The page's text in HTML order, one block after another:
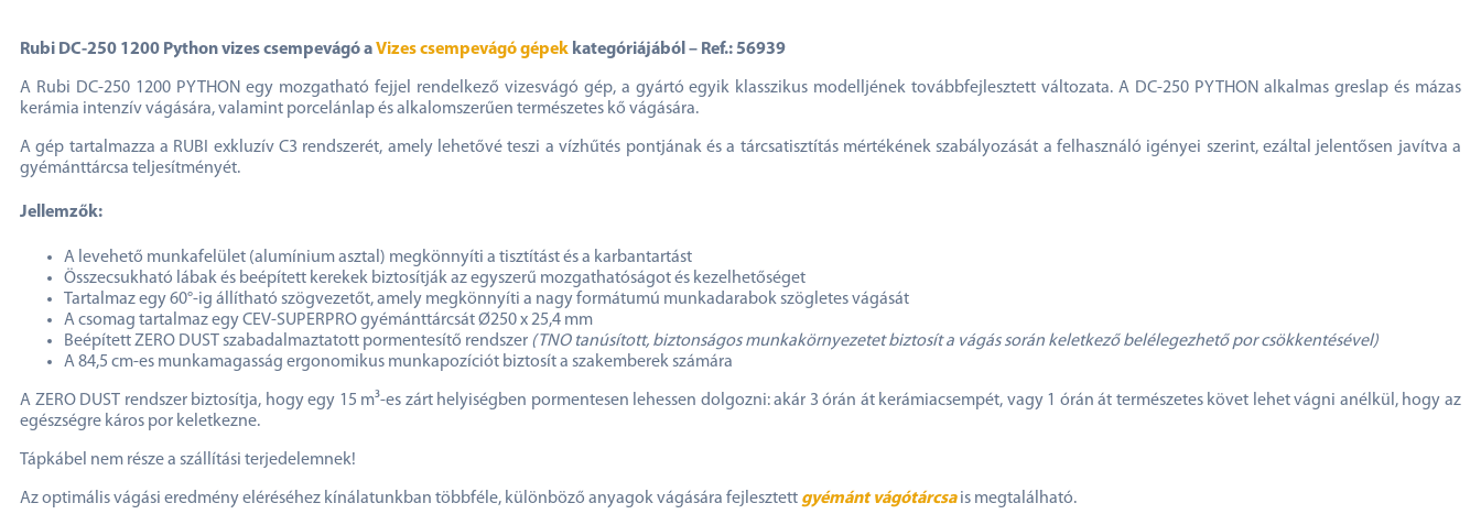
Rubi DC-250 1200 Python vizes csempevágó aVizes csempevágó gépek kategóriájából – Ref.: 56939
A Rubi DC-250 1200 PYTHON egy mozgatható fejjel rendelkező vizesvágó gép, a gyártó egyik klasszikus modelljének továbbfejlesztett változata. A DC-250 PYTHON alkalmas greslap és mázas
kerámia intenzív vágására, valamint porcelánlap és alkalomszerűen természetes kő vágására.
A gép tartalmazza a RUBI exkluzív C3 rendszerét, amely lehetővé teszi a vízhűtés pontjának és a tárcsatisztítás mértékének szabályozását a felhasználó igényei szerint, ezáltal jelentősen javítva a
gyémánttárcsa teljesítményét.
Jellemzők:
A levehető munkafelület (alumínium asztal) megkönnyíti a tisztítást és a karbantartást
Összecsukható lábak és beépített kerekek biztosítják az egyszerű mozgathatóságot és kezelhetőséget
Tartalmaz egy 60°-ig állítható szögvezetőt, amely megkönnyíti a nagy formátumú munkadarabok szögletes vágását
A csomag tartalmaz egy CEV-SUPERPRO gyémánttárcsát Ø250 x 25,4 mm
Beépített ZERO DUST szabadalmaztatott pormentesítő rendszer (TNO tanúsított, biztonságos munkakörnyezetet biztosít a vágás során keletkező belélegezhető por csökkentésével)
A 84,5 cm-es munkamagasság ergonomikus munkapozíciót biztosít a szakemberek számára
A ZERO DUST rendszer biztosítja, hogy egy 15 m³-es zárt helyiségben pormentesen lehessen dolgozni: akár 3 órán át kerámiacsempét, vagy 1 órán át természetes követ lehet vágni anélkül, hogy az
egészségre káros por keletkezne.
Tápkábel nem része a szállítási terjedelemnek!
Az optimális vágási eredmény eléréséhez kínálatunkban többféle, különböző anyagok vágására fejlesztett gyémánt vágótárcsais megtalálható.